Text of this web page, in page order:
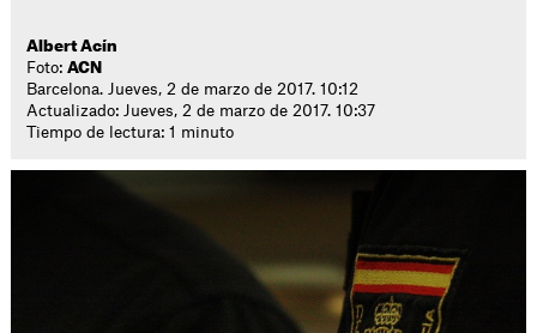
Albert Acín
Foto:ACN
Barcelona. Jueves, 2 de marzo de 2017. 10:12
Actualizado: Jueves, 2 de marzo de 2017. 10:37
Tiempo de lectura: 1 minuto